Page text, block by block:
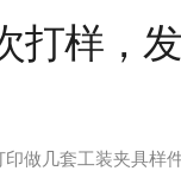
打样，
做几套工装夹具样